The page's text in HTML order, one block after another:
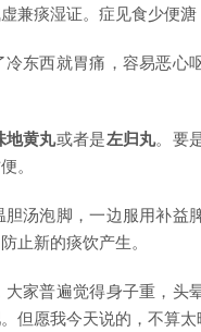
兼痰湿证。症见食少便溏
东西就胃痛，容易恶心
地黄丸或者是左归丸。要
。
汤泡脚，一边服用补益
止新的痰饮产生。
家普遍觉得身子重，头
但愿我今天说的，不算太